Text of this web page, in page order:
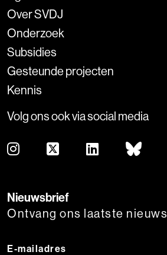
Over SVDJ
Onderzoek
Subsidies
Gesteunde projecten
Kennis
Volg ons ook via social media
Nieuwsbrief
Ontvang ons laatste nieuws
E-mailadres